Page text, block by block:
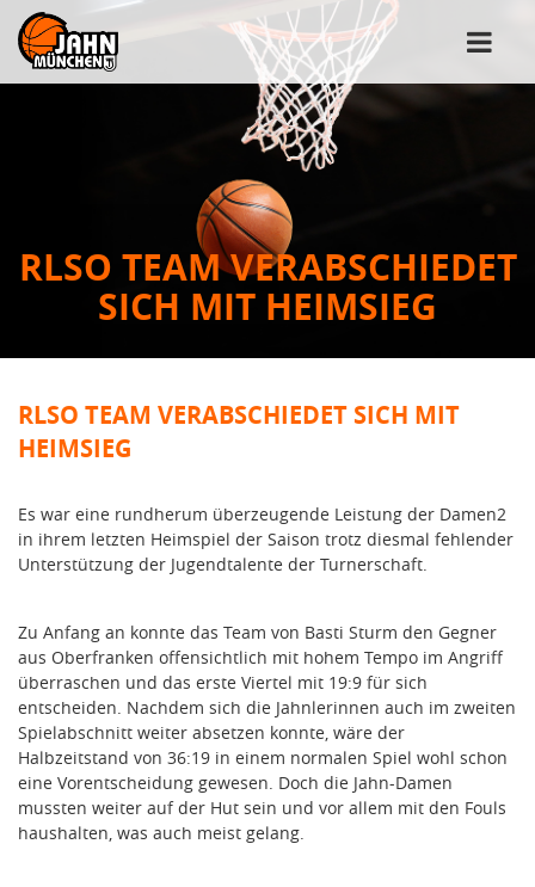
RLSO TEAM VERABSCHIEDET
SICH MIT HEIMSIEG
RLSO TEAM VERABSCHIEDET SICH MIT
HEIMSIEG
Es war eine rundherum überzeugende Leistung der Damen2
in ihrem letzten Heimspiel der Saison trotz diesmal fehlender
Unterstützung der Jugendtalente der Turnerschaft.
Zu Anfang an konnte das Team von Basti Sturm den Gegner
aus Oberfranken offensichtlich mit hohem Tempo im Angriff
überraschen und das erste Viertel mit 19:9 für sich
entscheiden. Nachdem sich die Jahnlerinnen auch im zweiten
Spielabschnitt weiter absetzen konnte, wäre der
Halbzeitstand von 36:19 in einem normalen Spiel wohl schon
eine Vorentscheidung gewesen. Doch die Jahn-Damen
mussten weiter auf der Hut sein und vor allem mit den Fouls
haushalten, was auch meist gelang.